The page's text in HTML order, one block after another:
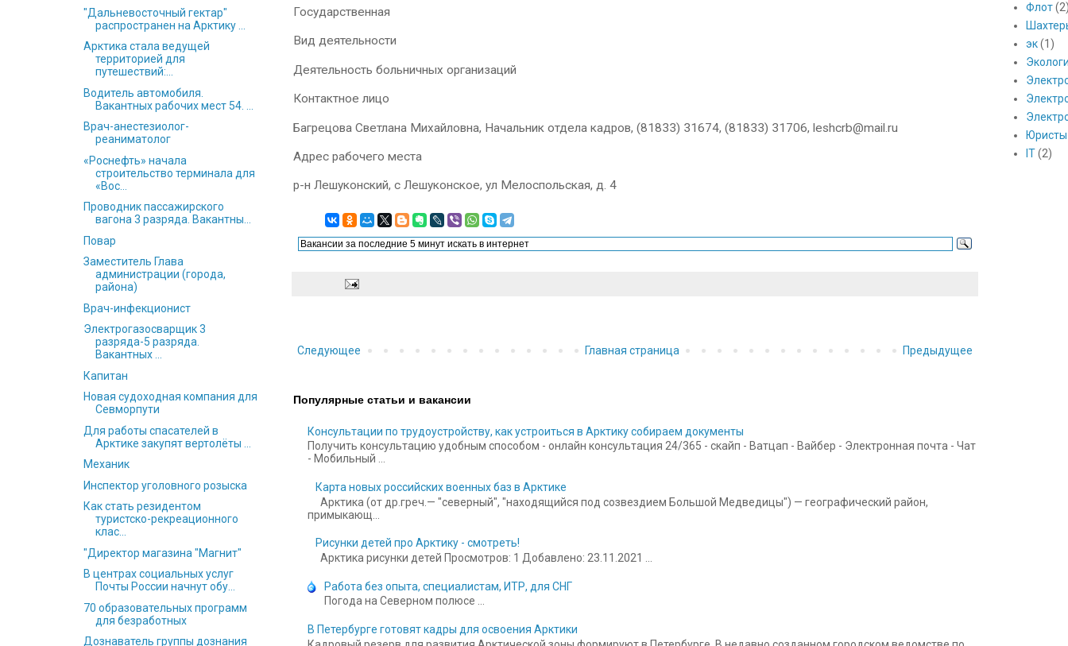
Государственная
Вид деятельности
Деятельность больничных организаций
Контактное лицо
Багрецова Светлана Михайловна, Начальник отдела кадров, (81833) 31674, (81833) 31706, leshcrb@mail.ru
Адрес рабочего места
р-н Лешуконский, с Лешуконское, ул Мелоспольская, д. 4
Следующее Предыдущее
Главная страница
Популярные статьи и вакансии
Консультации по трудоустройству, как устроиться в Арктику собираем документы
Получить консультацию удобным способом - онлайн консультация 24/365 - скайп - Ватцап - Вайбер - Электронная почта - Чат
- Мобильный ...
Карта новых российских военных баз в Арктике
Арктика (от др.греч.— "северный", "находящийся под созвездием Большой Медведицы") — географический район,
примыкающ...
Рисунки детей про Арктику - смотреть!
Арктика рисунки детей Просмотров: 1 Добавлено: 23.11.2021 ...
Работа без опыта, специалистам, ИТР, для СНГ
Погода на Северном полюсе ...
В Петербурге готовят кадры для освоения Арктики
"Дальневосточный гектар"
распространен на Арктику ...
Арктика стала ведущей
территорией для
путешествий:...
Водитель автомобиля.
Вакантных рабочих мест 54. ...
Врач-анестезиолог-
реаниматолог
«Роснефть» начала
строительство терминала для
«Вос...
Проводник пассажирского
вагона 3 разряда. Вакантны...
Повар
Заместитель Глава
администрации (города,
района)
Врач-инфекционист
Электрогазосварщик 3
разряда-5 разряда.
Вакантных ...
Капитан
Новая судоходная компания для
Севморпути
Для работы спасателей в
Арктике закупят вертолёты ...
Механик
Инспектор уголовного розыска
Как стать резидентом
туристско-рекреационного
клас...
"Директор магазина "Магнит"
В центрах социальных услуг
Почты России начнут обу...
70 образовательных программ
для безработных
Дознаватель группы дознания
Флот
эк (1)
Юристы
IT (2)